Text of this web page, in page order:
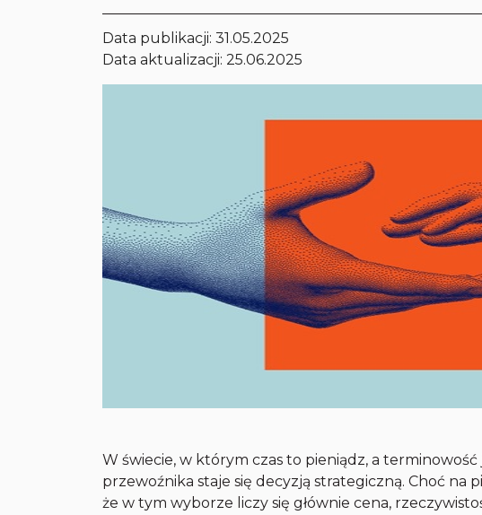
Data publikacji:31.05.2025
Data aktualizacji: 25.06.2025
W świecie, w którym czas to pieniądz, a
przewoźnika staje się decyzją strategiczną. Choć na
że w tym wyborze liczy się głównie cena,